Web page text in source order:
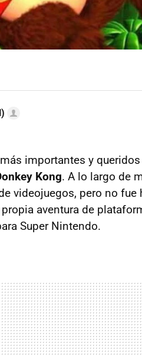
importantes y
Kong. A lo largo de
videojuegos, pero no
aventura de
Super Nintendo.